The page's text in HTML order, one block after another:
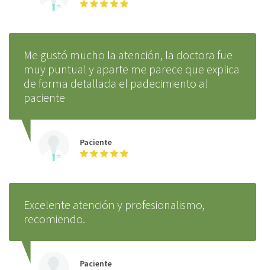
Me gustó mucho la atención, la doctora fue
muy puntual y aparte me parece que explica
de forma detallada el padecimiento al
paciente
Paciente
Excelente atención y profesionalismo,
recomiendo.
Paciente